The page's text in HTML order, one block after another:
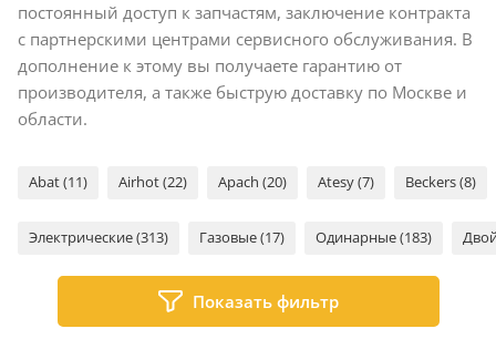
постоянный доступ к запчастям, заключение контракта
с партнерскими центрами сервисного обслуживания. В
дополнение к этому вы получаете гарантию от
производителя, а также быструю доставку по Москве и
области.
Abat (11) Airhot (22) Apach (20) Atesy (7) Beckers (8)
Электрические (313) Газовые (17) Одинарные (183)
Показать фильтр